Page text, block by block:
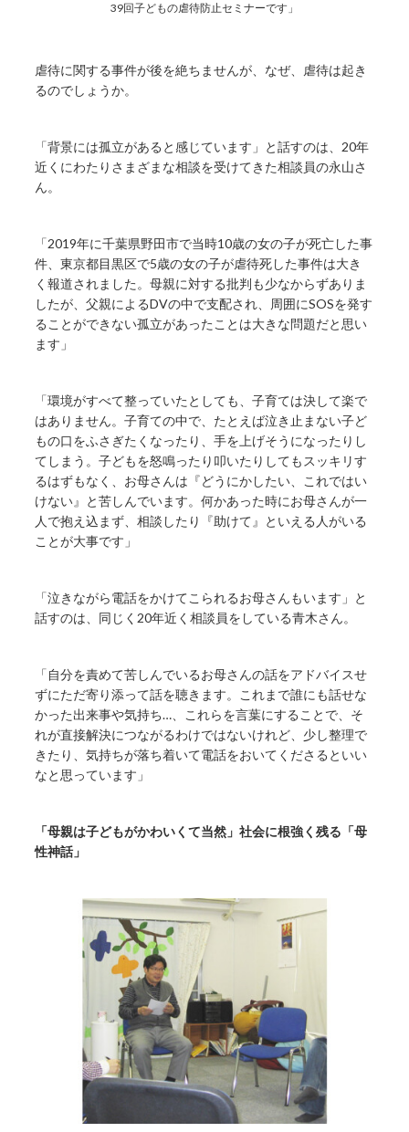
39回子どもの虐待防止セミナーです」
虐待に関する事件が後を絶ちませんが、なぜ、虐待は起き
るのでしょうか。
「背景には孤立があると感じています」と話すのは、20年
近くにわたりさまざまな相談を受けてきた相談員の永山さ
ん。
「2019年に千葉県野田市で当時10歳の女の子が死亡した事
件、東京都目黒区で5歳の女の子が虐待死した事件は大き
く報道されました。母親に対する批判も少なからずありま
したが、父親によるDVの中で支配され、周囲にSOSを発す
ることができない孤立があったことは大きな問題だと思い
ます」
「環境がすべて整っていたとしても、子育ては決して楽で
はありません。子育ての中で、たとえば泣き止まない子ど
もの口をふさぎたくなったり、手を上げそうになったりし
てしまう。子どもを怒鳴ったり叩いたりしてもスッキリす
るはずもなく、お母さんは『どうにかしたい、これではい
けない』と苦しんでいます。何かあった時にお母さんが一
人で抱え込まず、相談したり『助けて』といえる人がいる
ことが大事です」
「泣きながら電話をかけてこられるお母さんもいます」と
話すのは、同じく20年近く相談員をしている青木さん。
「自分を責めて苦しんでいるお母さんの話をアドバイスせ
ずにただ寄り添って話を聴きます。これまで誰にも話せな
かった出来事や気持ち…、これらを言葉にすることで、そ
れが直接解決につながるわけではないけれど、少し整理で
きたり、気持ちが落ち着いて電話をおいてくださるといい
なと思っています」
「母親は子どもがかわいくて当然」社会に根強く残る「母
性神話」